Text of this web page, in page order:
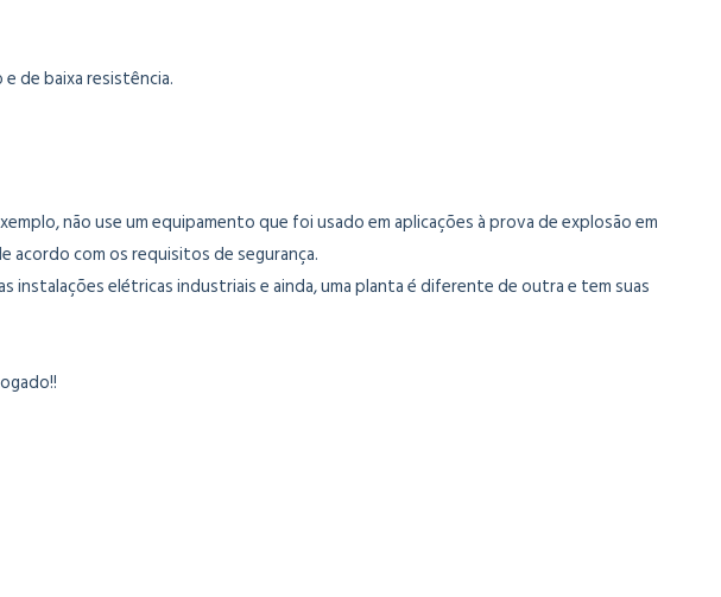
de baixa resistência.
não use um equipamento que foi usado em aplicações à prova de explosão em
acordo com os requisitos de segurança.
elétricas industriais e ainda, uma planta é diferente de outra e tem suas